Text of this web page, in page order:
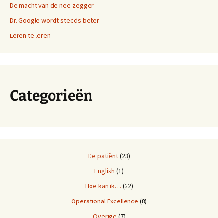
De macht van de nee-zegger
Dr. Google wordt steeds beter
Leren te leren
Categorieën
De patiënt(23)
English (1)
Hoe kan ik… (22)
Operational Excellence (8)
Overige (7)